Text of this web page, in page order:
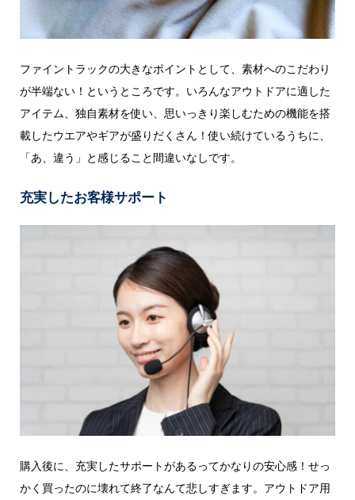
ファイントラックの大きなポイントとして、素材へのこだわり
が半端ない！というところです。いろんなアウトドアに適した
アイテム、独自素材を使い、思いっきり楽しむための機能を搭
載したウエアやギアが盛りだくさん！使い続けているうちに、
「あ、違う」と感じること間違いなしです。
充実したお客様サポート
購入後に、充実したサポートがあるってかなりの安心感！せっ
かく買ったのに壊れて終了なんて悲しすぎます。アウトドア用